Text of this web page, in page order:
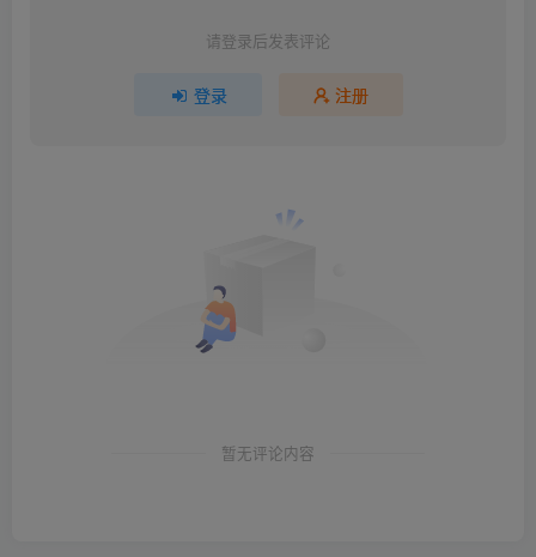
请登录后发表评论
登录 注册
暂无评论内容